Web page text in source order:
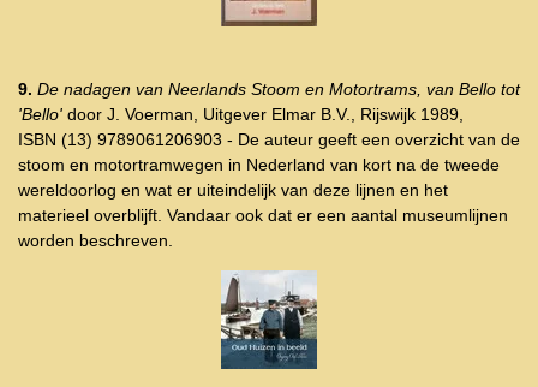
9. De nadagen van Neerlands Stoom en Motortrams, van Bello tot
'Bello' door J. Voerman, Uitgever Elmar B.V., Rijswijk 1989,
ISBN (13) 9789061206903 - De auteur geeft een overzicht van de
stoom en motortramwegen in Nederland van kort na de tweede
wereldoorlog en wat er uiteindelijk van deze lijnen en het
materieel overblijft. Vandaar ook dat er een aantal museumlijnen
worden beschreven.